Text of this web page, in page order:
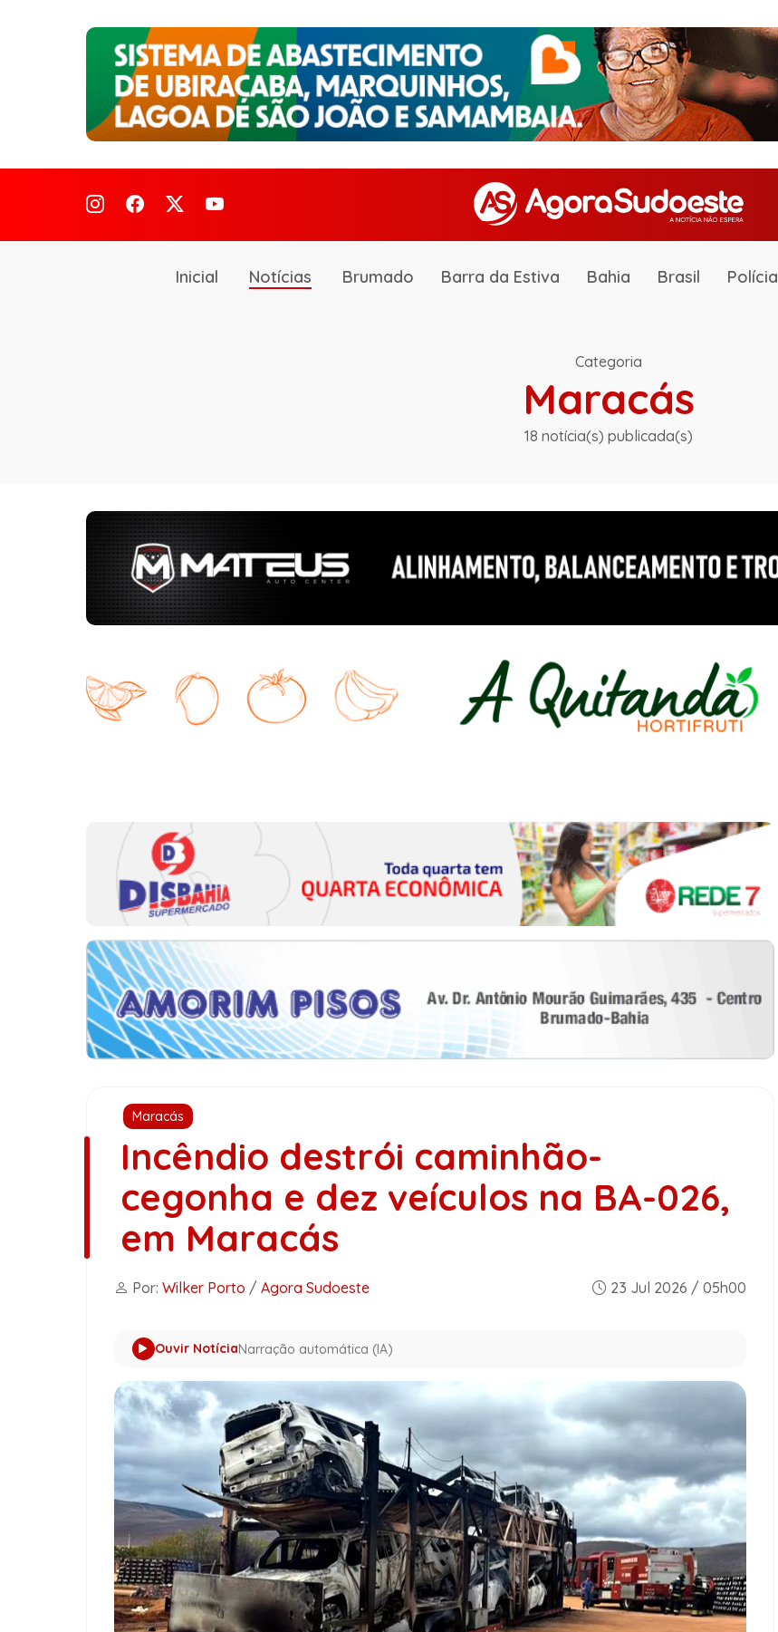
Inicial Notícias Brumado Barra da Estiva Bahia Brasil Polícia
Categoria
Maracás
18 notícia(s) publicada(s)
Maracás
Incêndio destrói caminhão-
cegonha e dez veículos na BA-026,
em Maracás
Por: Wilker Porto / Agora Sudoeste 23 Jul 2026 / 05h00
Ouvir NotíciaNarração automática (IA)